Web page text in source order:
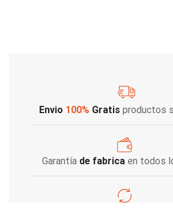
Envio 100% Gratis productos
Garantía de fabricaen todos